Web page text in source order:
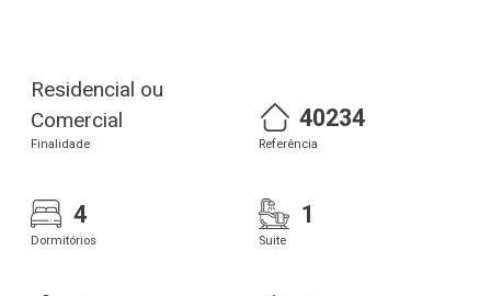
Residencial ou
Comercial
Finalidade
40234
Referência
4
Dormitórios
1
Suite